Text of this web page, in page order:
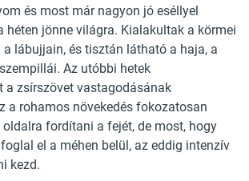
és most már nagyon jó eséllyel
héten jönne világra. Kialakultak a körmei
a lábujjain, és tisztán látható a haja, a
Az utóbbi hetek
a zsírszövet vastagodásának
a rohamos növekedés fokozatosan
oldalra fordítani a fejét, de most, hogy
el a méhen belül, az eddig intenzív
kezd.